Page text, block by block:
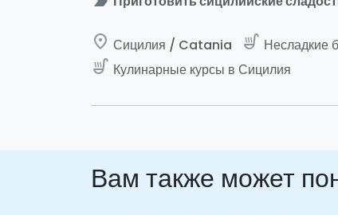
place Сицилия / Catania soup_kitchen Несладкие
soup_kitchen Кулинарные курсы в Сицилия
Вам также может